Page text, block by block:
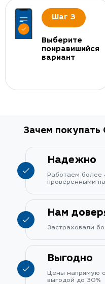
Шаг 3
Выберите
понравишийся
вариант
Зачем
Надежно
Работаем более
проверенными
Нам
Застраховали
Выгодно
Цены напрямую
выгодой до 30%